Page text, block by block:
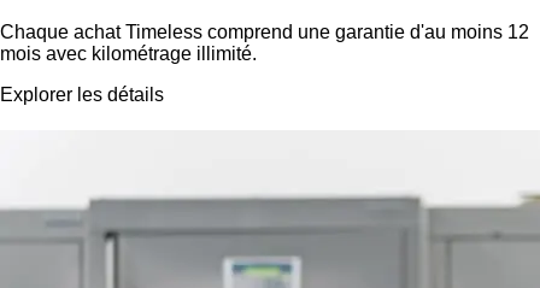
Chaque achat Timeless comprend une garantie d'au moins 12
mois avec kilométrage illimité.
Explorer les détails